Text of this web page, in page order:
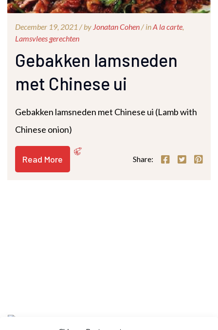
December 19, 2021 /by Jonatan Cohen / inA la carte
Lamsvlees gerechten
Gebakken lamsneden
met Chinese ui
Gebakken lamsneden met Chinese ui (Lamb with
Chinese onion)
Read More Share: